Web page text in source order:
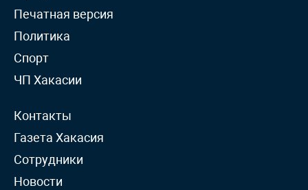
Печатная версия
Политика
Спорт
ЧП Хакасии
Контакты
Газета Хакасия
Сотрудники
Новости